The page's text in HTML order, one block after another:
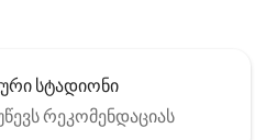
სტადიონი
რეკომენდაციას